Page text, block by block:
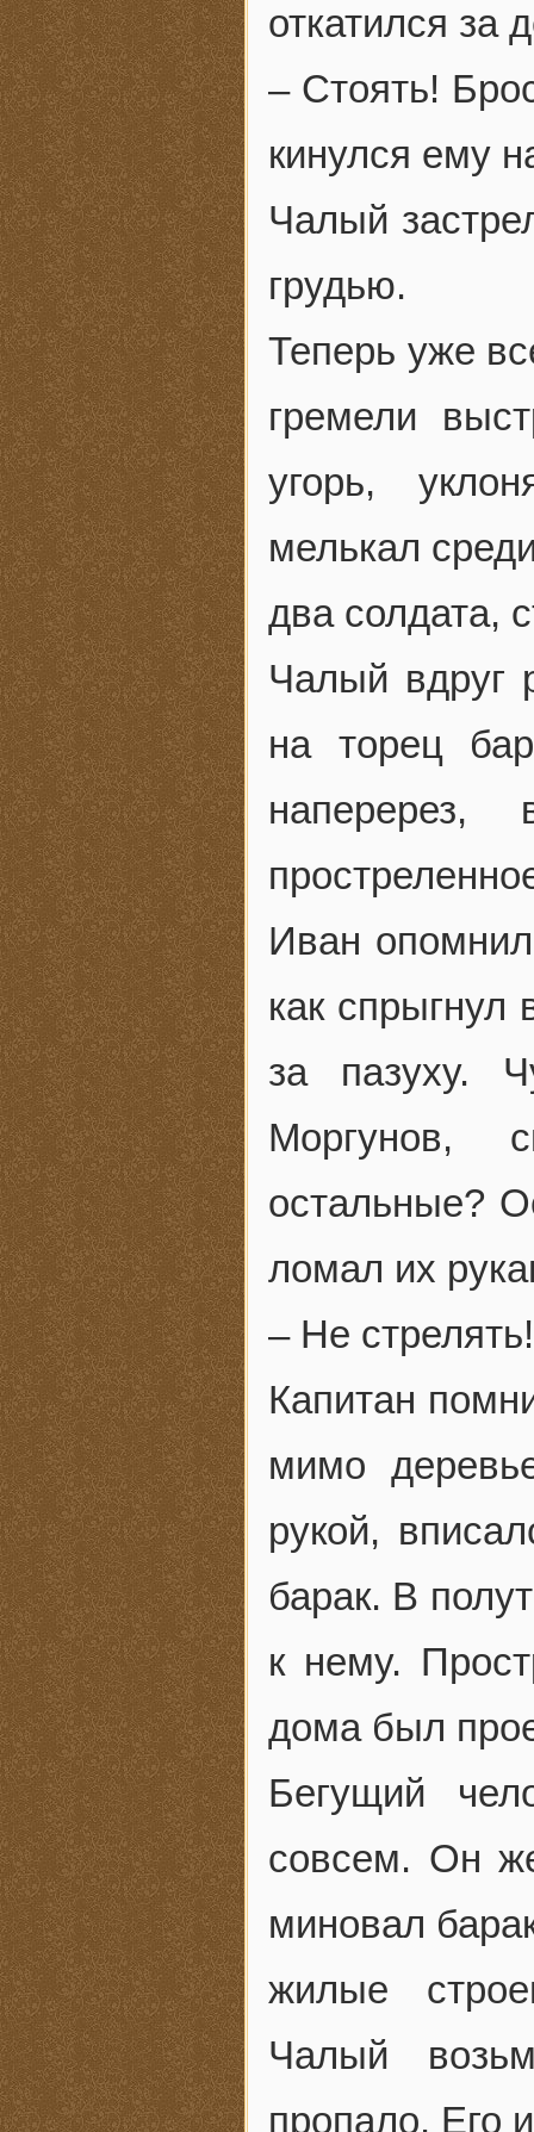
откатился за
– Стоять!
кинулся ему
Чалый
грудью.
Теперь уже
гремели
угорь,
мелькал
два солдата,
Чалый вдруг
на торец
наперерез,
Иван
как спрыгнул
за пазуху.
Моргунов,
остальные?
ломал их
– Не
Капитан
мимо
рукой,
барак. В
к нему.
дома был
Бегущий
совсем. Он
миновал
жилые
Чалый
пропало. Его